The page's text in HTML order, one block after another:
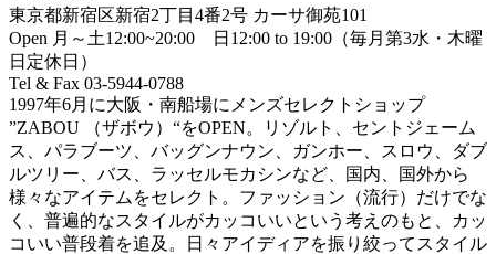
東京都新宿区新宿2丁目4番2号 カーサ御苑101
Open 月～土12:00~20:00 日12:00 to 19:00（毎月第3水・木曜
日定休日）
Tel & Fax 03-5944-0788
1997年6月に大阪・南船場にメンズセレクトショップ
”ZABOU （ザボウ）“をOPEN。リゾルト、セントジェーム
ス、パラブーツ、バッグンナウン、ガンホー、スロウ、ダブ
ルツリー、バス、ラッセルモカシンなど、国内、国外から
様々なアイテムをセレクト。ファッション（流行）だけでな
く、普遍的なスタイルがカッコいいという考えのもと、カッ
コいい普段着を追及。日々アイディアを振り絞ってスタイル